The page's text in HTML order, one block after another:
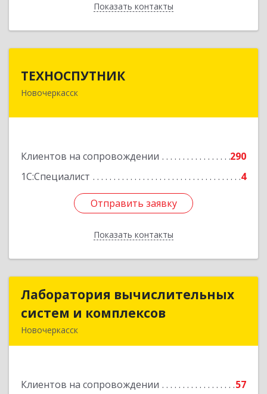
Показать контакты
Назад
ТЕХНОСПУТНИК
Новочеркасск
Клиентов на сопровождении
290
1С:Специалист
4
Отправить заявку
Показать контакты
346400, Ростовская обл, Новочеркасск г,
Отправить заявку
Назад
Лаборатория вычислительных
систем и комплексов
Новочеркасск
Клиентов на сопровождении 57
Лаборатория вычислительных
систем и комплексов
Подробнее